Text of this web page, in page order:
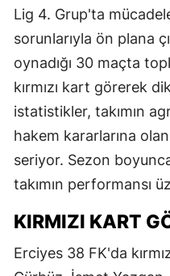
Lig 4. Grup'ta
sorunlarıyla ön plana
oynadığı 30 maçta
kırmızı kart görerek
istatistikler, takımın
hakem kararlarına
seriyor. Sezon
takımın performansı
KIRMIZI KART
Erciyes 38 FK'da